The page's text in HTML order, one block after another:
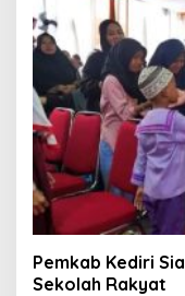
Pemkab Kediri
Sekolah Rakyat